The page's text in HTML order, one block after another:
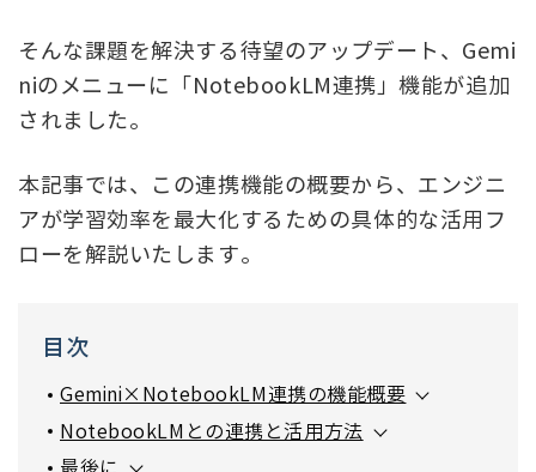
そんな課題を解決する待望のアップデート、Gemi
niのメニューに「NotebookLM連携」機能が追加
されました。
本記事では、この連携機能の概要から、エンジニ
アが学習効率を最大化するための具体的な活用フ
ローを解説いたします。
目次
Gemini×NotebookLM連携の機能概要
NotebookLMとの連携と活用方法